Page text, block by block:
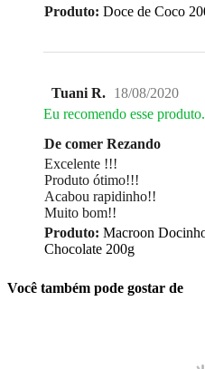
Produto: Doce de Coco
Tuani R. 18/08/2020
Eu recomendo esse produto.
De comer Rezando
Excelente !!!
Produto ótimo!!!
Acabou rapidinho!!
Muito bom!!
Produto: Macroon
Chocolate 200g
Você também pode gostar de